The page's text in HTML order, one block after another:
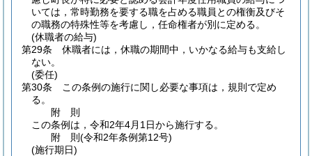
いては，常時勤務を要する職を占める職員との権衡及びそ
の職務の特殊性等を考慮し，任命権者が別に定める。
(休職者の給与)
第29条
休職者には，休職の期間中，いかなる給与も支給し
ない。
(委任)
第30条
この条例の施行に関し必要な事項は，規則で定め
る。
附 則
この条例は，令和2年4月1日から施行する。
附 則(令和2年条例第12号)
(施行期日)